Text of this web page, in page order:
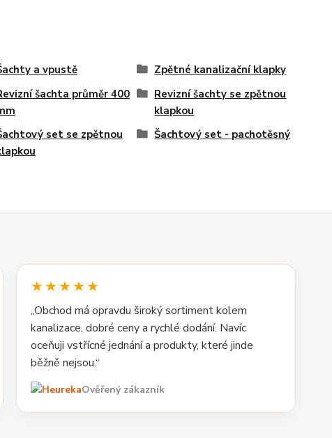
a vpustě
Zpětné kanalizační klapky
šachta průměr 400
Revizní šachty se zpětnou
klapkou
set se zpětnou
Šachtový set - pachotěsný
★★★★★
„Obchod má opravdu široký sortiment kolem
kanalizace, dobré ceny a rychlé dodání. Navíc
oceňuji vstřícné jednání a produkty, které jinde
běžně nejsou.“
Ověřený zákazník